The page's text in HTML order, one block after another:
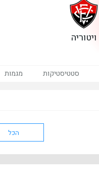
ויטוריה
סטטיסטיקות מגמות
הכל